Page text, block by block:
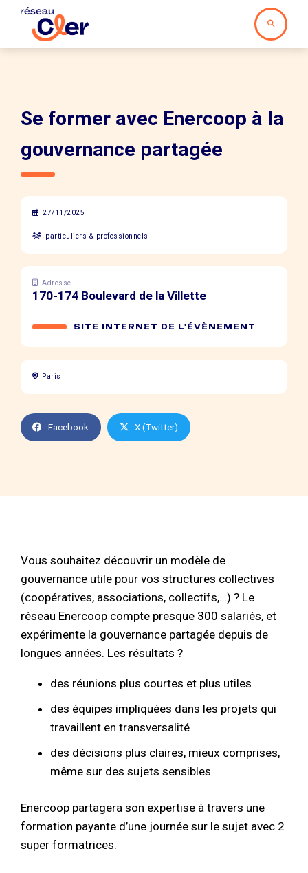
Se former avec Enercoop à la
gouvernance partagée
27/11/2025
particuliers & professionnels
Adresse
170-174 Boulevard de la Villette
SITE INTERNET DE L'ÉVÈNEMENT
Paris
Facebook X (Twitter)
Vous souhaitez découvrir un modèle de
gouvernance utile pour vos structures collectives
(coopératives, associations, collectifs,…) ? Le
réseau Enercoop compte presque 300 salariés, et
expérimente la gouvernance partagée depuis de
longues années. Les résultats ?
des réunions plus courtes et plus utiles
des équipes impliquées dans les projets qui
travaillent en transversalité
des décisions plus claires, mieux comprises,
même sur des sujets sensibles
Enercoop partagera son expertise à travers une
formation payante d’une journée sur le sujet avec 2
super formatrices.